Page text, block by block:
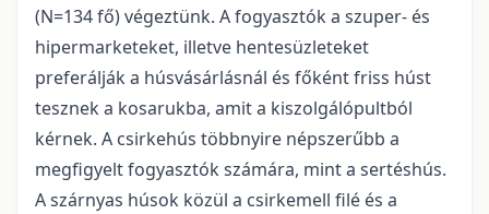
(N=134 fő) végeztünk. A fogyasztók a szuper- és
hipermarketeket, illetve hentesüzleteket
preferálják a húsvásárlásnál és főként friss húst
tesznek a kosarukba, amit a kiszolgálópultból
kérnek. A csirkehús többnyire népszerűbb a
megfigyelt fogyasztók számára, mint a sertéshús.
A szárnyas húsok közül a csirkemell filé és a